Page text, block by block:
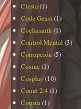
Clesta (1)
Code Geass(1)
Coelacanth (1)
Control Mental (3)
Corrupción (5)
Cosine (1)
Cosplay (10)
Count 2.4 (1)
Cousin (1)